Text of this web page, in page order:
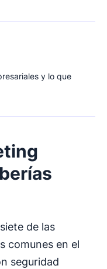
y lo que
de las
comunes en el
seguridad